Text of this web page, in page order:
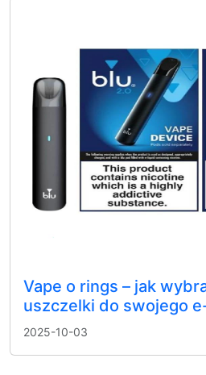
Vape o rings – jak
uszczelki do swojego
2025-10-03